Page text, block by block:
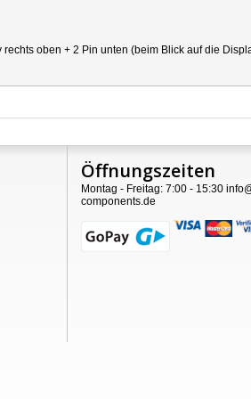
oben + 2 Pin unten (beim Blick auf die
Öffnungszeiten
Montag - Freitag: 7:00 - 15:30
components.de